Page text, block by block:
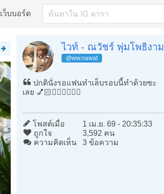
เว็บบอร์ด
ไวท์ - ณวัชร์ พุ่มโพธิงาม
@ww.nawat
ปกตินั่งรอแฟนทำเล็บรอบนี้ทำด้วยซะ
เลย 💅🏻👩🏻‍❤️‍💋‍👨🏻
โพสต์เมื่อ
1 เม.ย. 69 - 20:35:33
ถูกใจ
3,592 คน
ความคิดเห็น
3 ข้อความ